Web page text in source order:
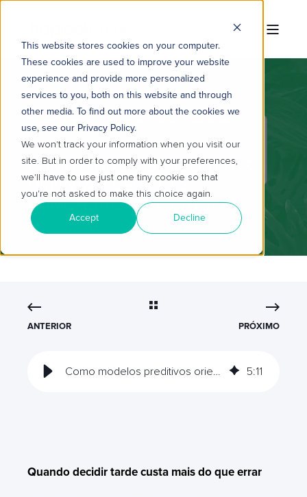
This website stores cookies on your computer.
These cookies are used to improve your website
experience and provide more personalized
services to you, both on this website and through
other media. To find out more about the cookies we
use, see our Privacy Policy.
We won't track your information when you visit our
site. But in order to comply with your preferences,
we'll have to use just one tiny cookie so that
you're not asked to make this choice again.
Accept Decline
3 MIN READ
COMO MODELOS PREDITIVOS
ORIENTAM DECISÕES
COMERCIAIS NO WHATSAPP
ANTERIOR PRÓXIMO
Como modelos preditivos orientam decisões comerciais no WhatsApp 5:11
Quando decidir tarde custa mais do que errar